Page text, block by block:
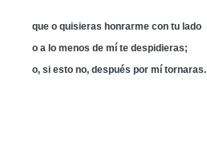
que o quisieras honrarme con tu lado
o a lo menos de mí te despidieras;
o, si esto no, después por mí tornaras.